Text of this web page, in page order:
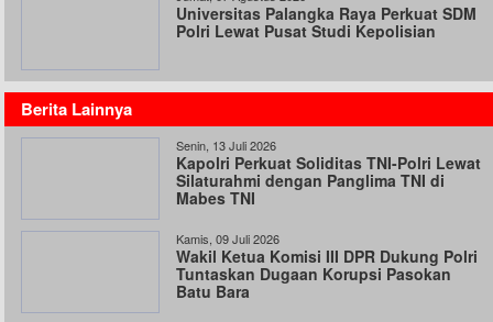
Universitas Palangka Raya Perkuat SDM
Polri Lewat Pusat Studi Kepolisian
Berita Lainnya
Senin, 13 Juli 2026
Kapolri Perkuat Soliditas TNI-Polri Lewat
Silaturahmi dengan Panglima TNI di
Mabes TNI
Kamis, 09 Juli 2026
Wakil Ketua Komisi III DPR Dukung Polri
Tuntaskan Dugaan Korupsi Pasokan
Batu Bara